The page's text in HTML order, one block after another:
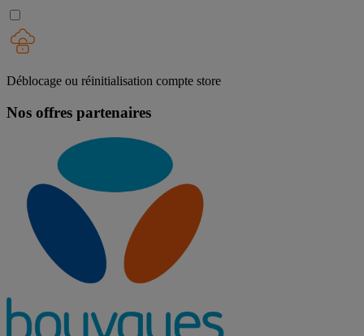
Déblocage ou réinitialisation compte store
Nos offres partenaires